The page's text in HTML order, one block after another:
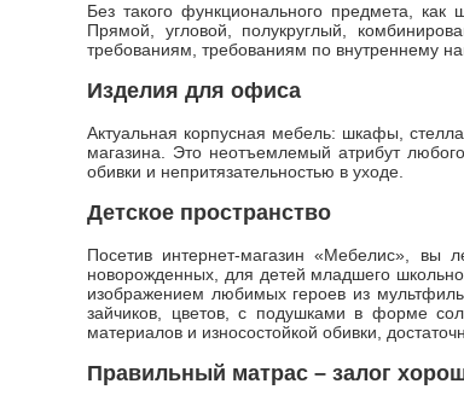
Без такого функционального предмета,
Прямой, угловой, полукруглый,
требованиям, требованиям по внутреннему
Изделия для офиса
Актуальная корпусная мебель: шкафы,
магазина. Это неотъемлемый атрибут
обивки и непритязательностью в уходе.
Детское пространство
Посетив интернет-магазин «Мебелис», вы
новорожденных, для детей младшего
изображением любимых героев из
зайчиков, цветов, с подушками в форме
материалов и износостойкой обивки,
Правильный матрас – залог